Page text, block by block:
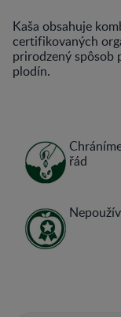
Kaša obsahuje
certifikovaných
prirodzený spôsob
plodín.​
řád